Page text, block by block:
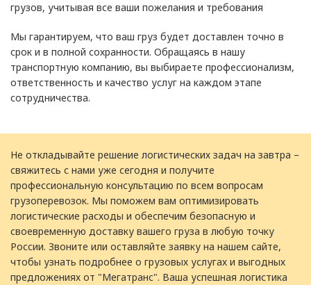
грузов, учитывая все ваши пожелания и требования
Мы гарантируем, что ваш груз будет доставлен точно в
срок и в полной сохранности. Обращаясь в нашу
транспортную компанию, вы выбираете профессионализм,
ответственность и качество услуг на каждом этапе
сотрудничества.
Не откладывайте решение логистических задач на завтра –
свяжитесь с нами уже сегодня и получите
профессиональную консультацию по всем вопросам
грузоперевозок. Мы поможем вам оптимизировать
логистические расходы и обеспечим безопасную и
своевременную доставку вашего груза в любую точку
России. Звоните или оставляйте заявку на нашем сайте,
чтобы узнать подробнее о грузовых услугах и выгодных
предложениях от "Мегатранс". Ваша успешная логистика